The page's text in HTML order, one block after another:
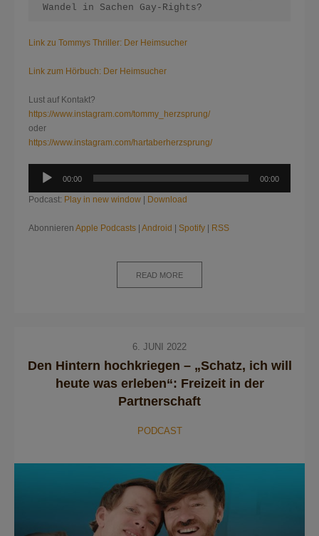
Wandel in Sachen Gay-Rights?
Link zu Tommys Thriller: Der Heimsucher
Link zum Hörbuch: Der Heimsucher
Lust auf Kontakt?
https://www.instagram.com/tommy_herzsprung/
oder
https://www.instagram.com/hartaberherzsprung/
Audio-
00:00 00:00
Podcast: Play in new window | Download
Abonnieren Apple Podcasts | Android | Spotify | RSS
READ MORE
6. JUNI 2022
Den Hintern hochkriegen – „Schatz, ich will
heute was erleben“: Freizeit in der
Partnerschaft
PODCAST